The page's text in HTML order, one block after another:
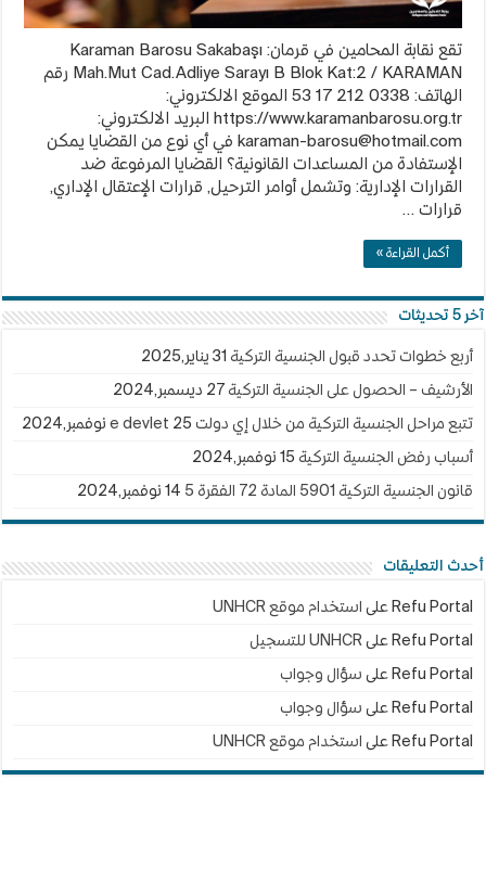
تقع نقابة المحامين في قرمان: Karaman Barosu Sakabaşı
Mah.Mut Cad.Adliye Sarayı B Blok Kat:2 / KARAMAN رقم
الهاتف: 0338 212 17 53 الموقع الالكتروني:
https://www.karamanbarosu.org.tr البريد الالكتروني:
karaman-barosu@hotmail.com في أي نوع من القضايا يمكن
الإستفادة من المساعدات القانونية؟ القضايا المرفوعة ضد
القرارات الإدارية: وتشمل أوامر الترحيل, قرارات الإعتقال الإداري,
قرارات …
أكمل القراءة »
آخر 5 تحديثات
أربع خطوات تحدد قبول الجنسية التركية 31 يناير,2025
الأرشيف – الحصول على الجنسية التركية 27 ديسمبر,2024
تتبع مراحل الجنسية التركية من خلال إي دولت e devlet 25 نوفمبر,2024
أسباب رفض الجنسية التركية 15 نوفمبر,2024
قانون الجنسية التركية 5901 المادة 72 الفقرة 5 14 نوفمبر,2024
أحدث التعليقات
Refu Portal على استخدام موقع UNHCR
Refu Portal علىUNHCR للتسجيل
Refu Portal على سؤال وجواب
Refu Portal على سؤال وجواب
Refu Portal على استخدام موقع UNHCR